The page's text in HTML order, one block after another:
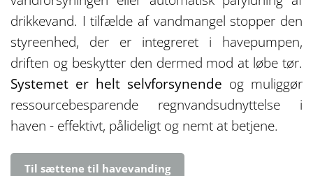
drikkevand. I tilfælde af vandmangel stopper den
styreenhed, der er integreret i havepumpen,
driften og beskytter den dermed mod at løbe tør.
Systemet er helt selvforsynende og muliggør
ressourcebesparende regnvandsudnyttelse i
haven - effektivt, pålideligt og nemt at betjene.
Til sættene til havevanding